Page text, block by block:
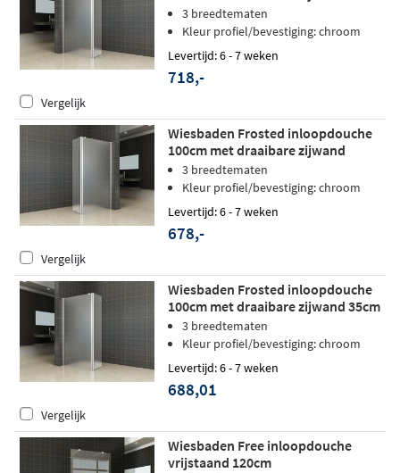
matglas - links
3 breedtematen
Kleur profiel/bevestiging: chroom
Levertijd: 6 - 7 weken
718,-
Vergelijk
Wiesbaden Frosted inloopdouche
100cm met draaibare zijwand
matglas - rechts
3 breedtematen
Kleur profiel/bevestiging: chroom
Levertijd: 6 - 7 weken
678,-
Vergelijk
Wiesbaden Frosted inloopdouche
100cm met draaibare zijwand 35cm
matglas - links
3 breedtematen
Kleur profiel/bevestiging: chroom
Levertijd: 6 - 7 weken
688,01
Vergelijk
Wiesbaden Free inloopdouche
vrijstaand 120cm